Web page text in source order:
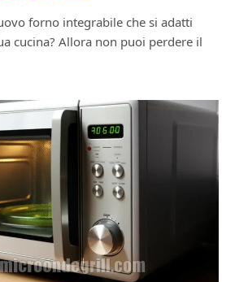
forno integrabile che si adatti
cucina? Allora non puoi perdere il